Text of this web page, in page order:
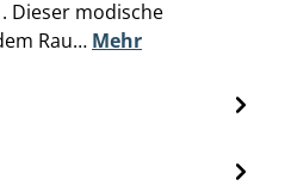
Dieser modische
Rau… Mehr